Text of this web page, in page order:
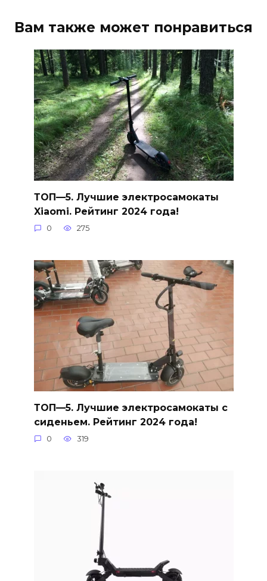
Вам также может понравиться
ТОП—5. Лучшие электросамокаты
Xiaomi. Рейтинг 2024 года!
0 275
ТОП—5. Лучшие электросамокаты с
сиденьем. Рейтинг 2024 года!
0 319